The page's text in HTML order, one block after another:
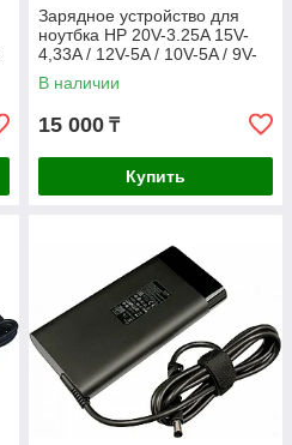
Зарядное устройство для
ноутбка HP 20V-3.25A 15V-
4,33A / 12V-5A / 10V-5A / 9V-
3A / 5V-3A 65Ват Type-C
ORIGINAL
В наличии
15 000 ₸
Купить